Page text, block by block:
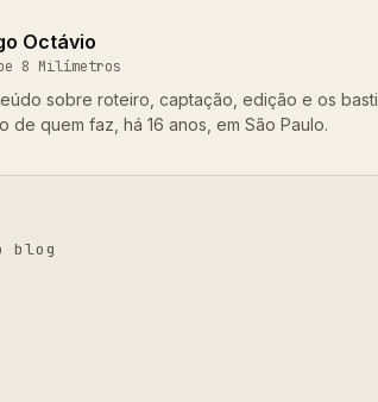
Octávio
8 Milímetros
sobre roteiro, captação, edição e os
de quem faz, há 16 anos, em São Paulo.
blog